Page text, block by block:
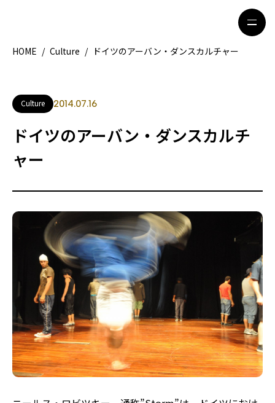
HOME
地域別ガイド
観光ガイド
留学＆キャリア
ライフスタイル
著者一覧
ライター募集
HOME / Culture / ドイツのアーバン・ダンスカルチャー
Culture 2014.07.16
ドイツのアーバン・ダンスカルチ
ャー